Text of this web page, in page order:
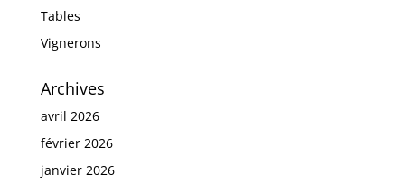
Tables
Vignerons
Archives
avril 2026
février 2026
janvier 2026